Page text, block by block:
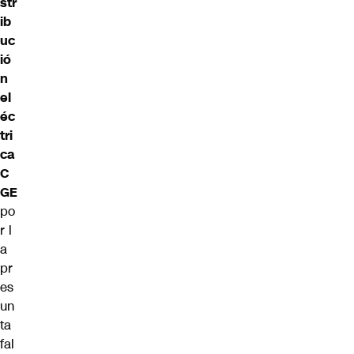
ib
uc
ió
n
el
éc
tri
ca
C
GE
po
r l
a
pr
es
un
ta
fal